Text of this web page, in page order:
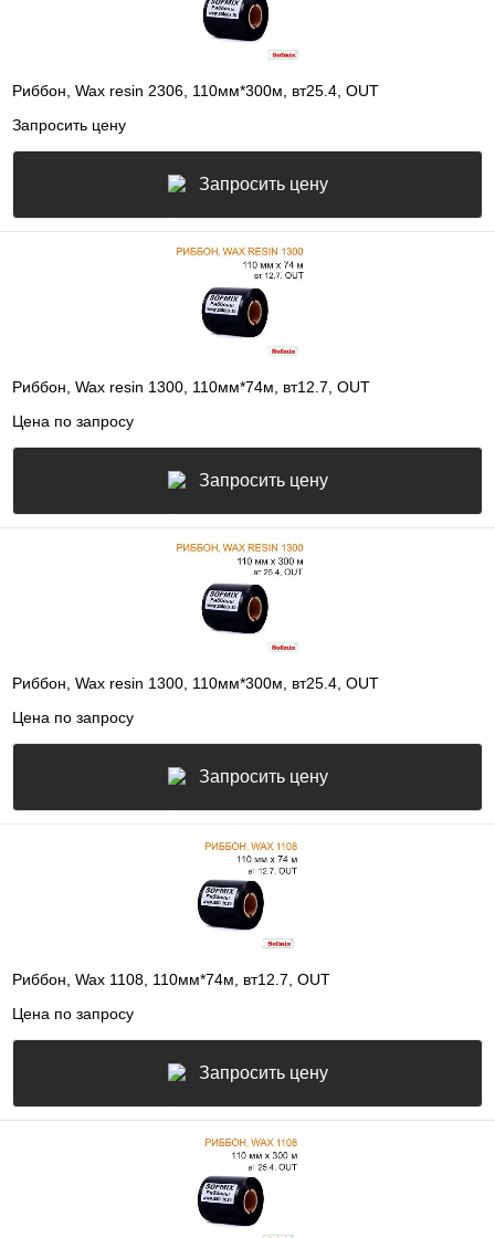
Риббон, Wax resin 2306, 110мм*300м, вт25.4, OUT
Запросить цену
Запросить цену
Риббон, Wax resin 1300, 110мм*74м, вт12.7, OUT
Цена по запросу
Запросить цену
Риббон, Wax resin 1300, 110мм*300м, вт25.4, OUT
Цена по запросу
Запросить цену
Риббон, Wax 1108, 110мм*74м, вт12.7, OUT
Цена по запросу
Запросить цену